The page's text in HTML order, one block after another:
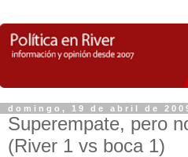
domingo, 19 de abril de
Superempate, pero
(River 1 vs boca 1)